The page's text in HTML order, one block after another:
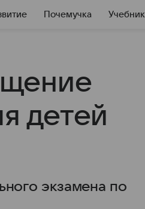
Почемучка Учебник
детей
экзамена по